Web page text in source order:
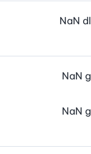
NaN dl
NaN g
NaN g